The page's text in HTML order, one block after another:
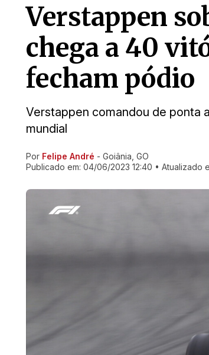
Verstappen
chega a 40
fecham pódio
Verstappen comandou de ponta
mundial
Ir direto pra matéria
Por Felipe André - Goiânia, GO
Publicado em: 04/06/2023 12:40 • Atualizado